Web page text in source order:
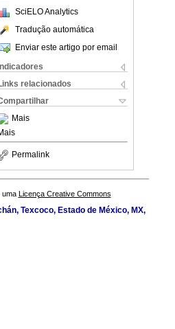
SciELO Analytics
Tradução automática
Enviar este artigo por email
Indicadores
relacionados
Mais
Permalink
uma Licença Creative Commons
Texcoco, Estado de México, MX,